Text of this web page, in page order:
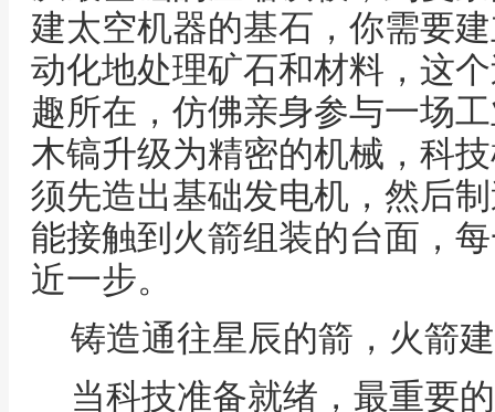
建太空机器的基石，你需要
动化地处理矿石和材料，这
趣所在，仿佛亲身参与一场
木镐升级为精密的机械，科
须先造出基础发电机，然后
能接触到火箭组装的台面，
近一步。
铸造通往星辰的箭，火箭
当科技准备就绪，最重要